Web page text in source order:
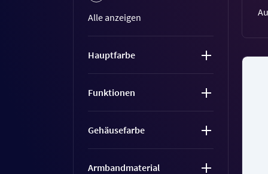
Alle anzeigen
Hauptfarbe
Funktionen
Gehäusefarbe
Armbandmaterial